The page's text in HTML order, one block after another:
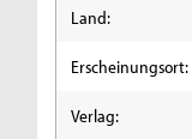
Land:
Erscheinungsort:
Verlag: